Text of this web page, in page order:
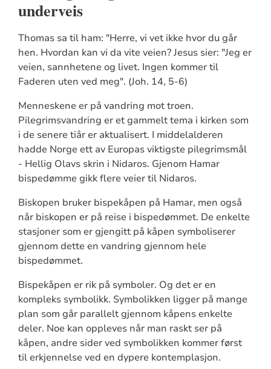
underveis
Thomas sa til ham: "Herre, vi vet ikke hvor du går
hen. Hvordan kan vi da vite veien? Jesus sier: "Jeg er
veien, sannhetene og livet. Ingen kommer til
Faderen uten ved meg". (Joh. 14, 5-6)
Menneskene er på vandring mot troen.
Pilegrimsvandring er et gammelt tema i kirken som
i de senere tiår er aktualisert. I middelalderen
hadde Norge ett av Europas viktigste pilegrimsmål
- Hellig Olavs skrin i Nidaros. Gjenom Hamar
bispedømme gikk flere veier til Nidaros.
Biskopen bruker bispekåpen på Hamar, men også
når biskopen er på reise i bispedømmet. De enkelte
stasjoner som er gjengitt på kåpen symboliserer
gjennom dette en vandring gjennom hele
bispedømmet.
Bispekåpen er rik på symboler. Og det er en
kompleks symbolikk. Symbolikken ligger på mange
plan som går parallelt gjennom kåpens enkelte
deler. Noe kan oppleves når man raskt ser på
kåpen, andre sider ved symbolikken kommer først
til erkjennelse ved en dypere kontemplasjon.